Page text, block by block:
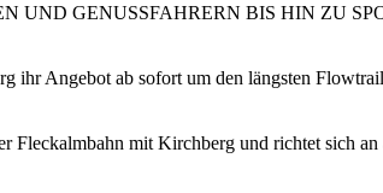
UND GENUSSFAHRERN BIS HIN ZU
ihr Angebot ab sofort um den längsten
Fleckalmbahn mit Kirchberg und richtet sich